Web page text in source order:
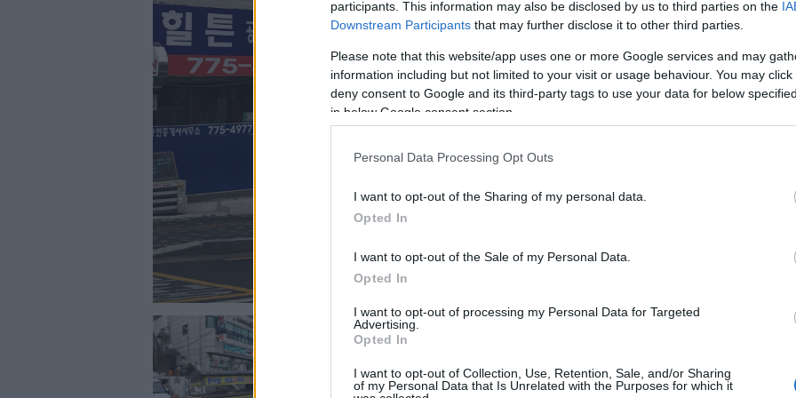
participants. This information may also be disclosed by us to third parties on the
Downstream Participants that may further disclose it to other third parties.
Please note that this website/app uses one or more Google services and may
information including but not limited to your visit or usage behaviour. You may
deny consent to Google and its third-party tags to use your data for below
in below Google consent section.
Personal Data Processing Opt Outs
I want to opt-out of the Sharing of my personal data.
Opted In
I want to opt-out of the Sale of my Personal Data.
Opted In
I want to opt-out of processing my Personal Data for Targeted
Advertising.
Opted In
I want to opt-out of Collection, Use, Retention, Sale, and/or Sharing
of my Personal Data that Is Unrelated with the Purposes for which it